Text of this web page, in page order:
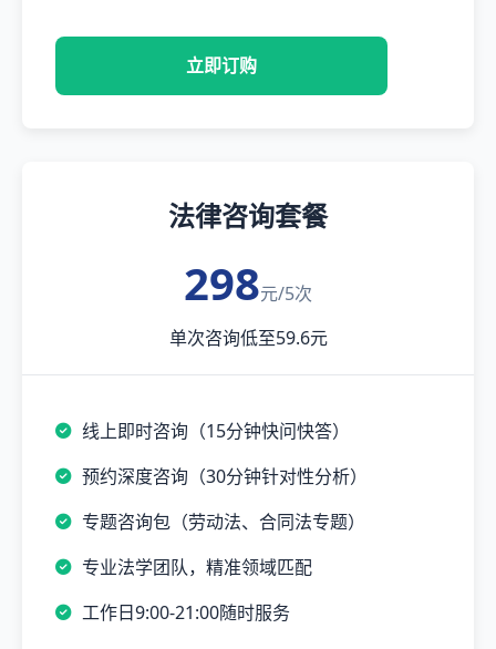
立即订购
法律咨询套餐
298元/5次
单次咨询低至59.6元
线上即时咨询（15分钟快问快答）
预约深度咨询（30分钟针对性分析）
专题咨询包（劳动法、合同法专题）
专业法学团队，精准领域匹配
工作日9:00-21:00随时服务